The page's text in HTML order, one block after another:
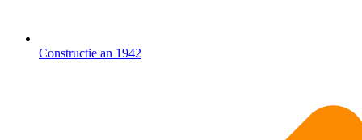
Constructie an 1942